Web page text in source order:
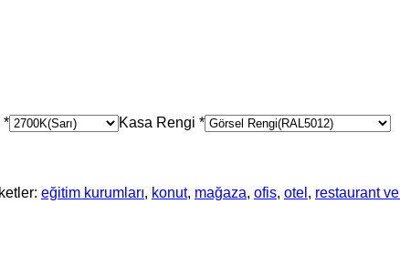
* Kasa Rengi *
eğitim kurumları, konut, mağaza, ofis, otel , restaurant